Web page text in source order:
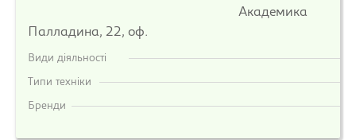
Академика
Палладина, 22, оф.
Види діяльності
Типи техніки
Бренди